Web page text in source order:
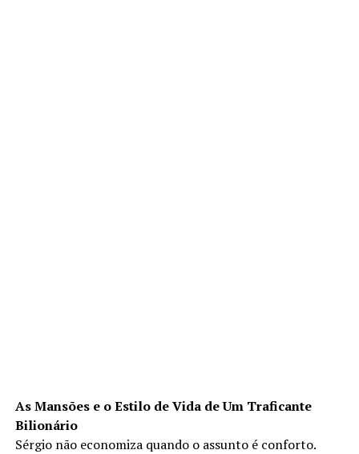
As Mansões e o Estilo de Vida de Um Traficante
Bilionário
Sérgio não economiza quando o assunto é conforto.